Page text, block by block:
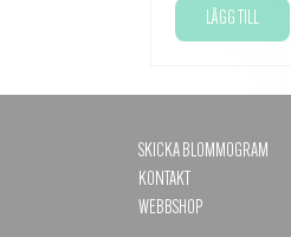
LÄGG TILL
SKICKA BLOMMOGRAM
KONTAKT
WEBBSHOP